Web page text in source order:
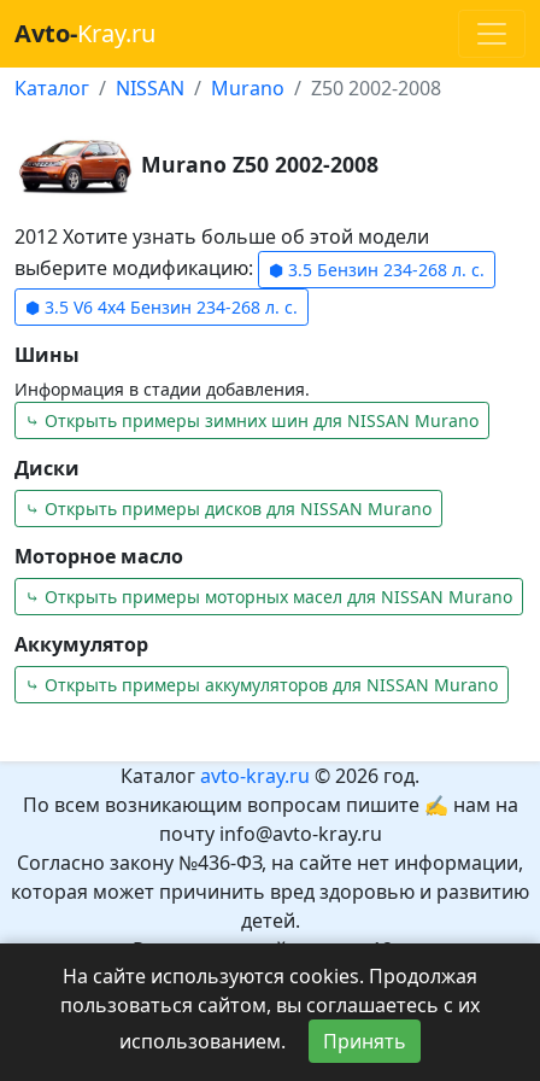
Avto-Kray.ru
Каталог NISSAN Murano Z50 2002-2008
Murano Z50 2002-2008
2012 Хотите узнать больше об этой модели
выберите модификацию:
⬢ 3.5 Бензин 234-268 л. с.
⬢ 3.5 V6 4x4 Бензин 234-268 л. с.
Шины
Информация в стадии добавления.
⤷ Открыть примеры зимних шин для NISSAN Murano
Диски
⤷ Открыть примеры дисков для NISSAN Murano
Моторное масло
⤷ Открыть примеры моторных масел для NISSAN Murano
Аккумулятор
⤷ Открыть примеры аккумуляторов для NISSAN Murano
Каталогavto-kray.ru © 2026 год.
По всем возникающим вопросам пишите ✍ нам на
почту info@avto-kray.ru
Согласно закону №436-ФЗ, на сайте нет информации,
которая может причинить вред здоровью и развитию
детей.
Рекомендуемый возраст 12+.
На сайте используются cookies. Продолжая
пользоваться сайтом, вы соглашаетесь с их
использованием.
Принять